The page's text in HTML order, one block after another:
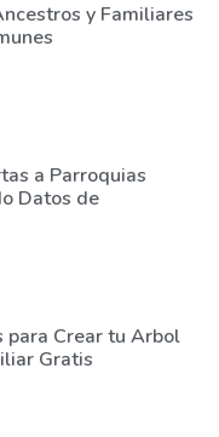
y Familiares
a Parroquias
Datos de
para Crear tu Arbol
Gratis